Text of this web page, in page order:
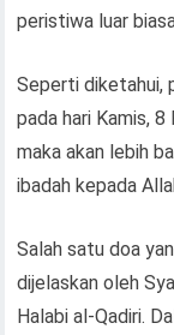
peristiwa luar biasa
Seperti diketahui,
pada hari Kamis,
maka akan lebih
ibadah kepada
Salah satu doa
dijelaskan oleh
Halabi al-Qadiri.